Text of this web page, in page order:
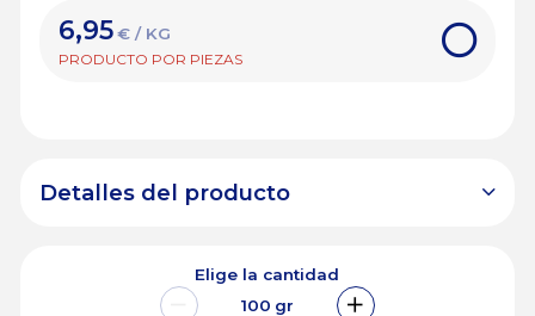
6,95 € / KG
PRODUCTO POR PIEZAS
Detalles del producto
Elige la cantidad
100 gr